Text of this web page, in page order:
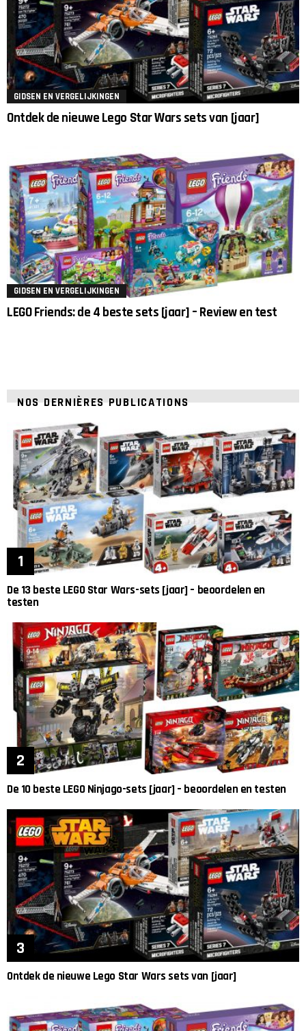
GIDSEN EN VERGELIJKINGEN
Ontdek de nieuwe Lego Star Wars sets van [jaar]
GIDSEN EN VERGELIJKINGEN
LEGO Friends: de 4 beste sets [jaar] – Review en test
NOS DERNIÈRES PUBLICATIONS
De 13 beste LEGO Star Wars-sets [jaar] – beoordelen en
testen
De 10 beste LEGO Ninjago-sets [jaar] – beoordelen en testen
Ontdek de nieuwe Lego Star Wars sets van [jaar]